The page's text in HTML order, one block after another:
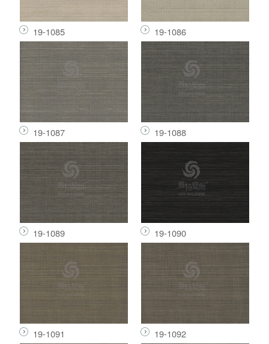
19-1085 19-1086
19-1087 19-1088
19-1089 19-1090
19-1091 19-1092